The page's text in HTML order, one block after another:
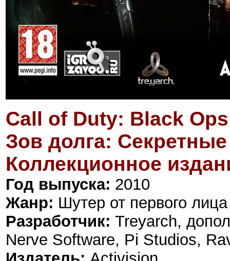
Call of Duty: Black
Зов долга:
Коллекционное
Год выпуска: 2010
Жанр: Шутер от первого лица
Разработчик: Treyarch,
Nerve Software, Pi Studios,